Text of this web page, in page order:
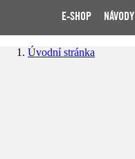
E-SHOP NÁVODY
Úvodní stránka